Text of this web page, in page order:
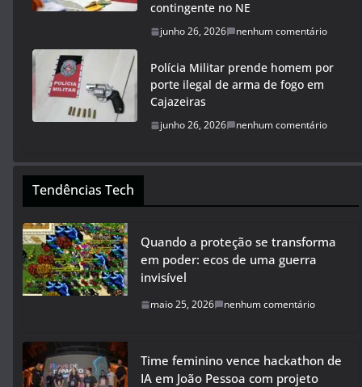
contingente no NE
junho 26, 2026 nenhum comentário
Polícia Militar prende homem por
porte ilegal de arma de fogo em
Cajazeiras
junho 26, 2026 nenhum comentário
Tendências Tech
Quando a proteção se transforma
em poder: ecos de uma guerra
invisível
maio 25, 2026 nenhum comentário
Time feminino vence hackathon de
IA em João Pessoa com projeto